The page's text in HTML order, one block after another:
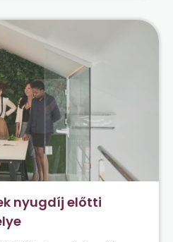
nyugdíj előtti